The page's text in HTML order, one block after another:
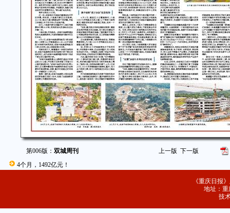
第006版：双城周刊 上一版 下一版
4个月，1492亿元！
《重庆日报
地址：重
技